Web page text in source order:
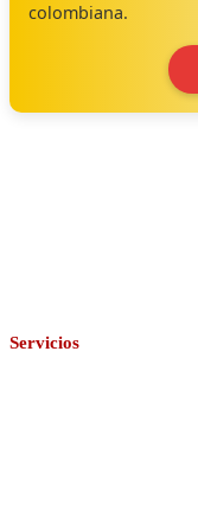
colombiana.
Servicios